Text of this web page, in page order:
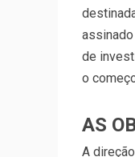
de
o
AS
A